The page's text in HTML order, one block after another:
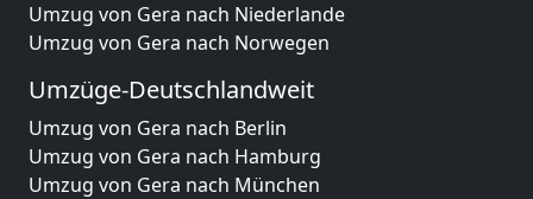
Umzug von Gera nach Niederlande
Umzug von Gera nach Norwegen
Umzüge-Deutschlandweit
Umzug von Gera nach Berlin
Umzug von Gera nach Hamburg
Umzug von Gera nach München